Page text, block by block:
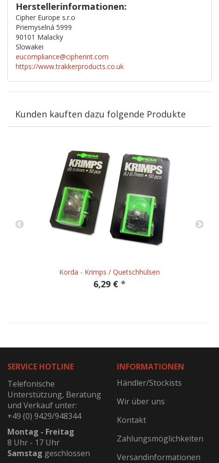
Herstellerinformationen:
Cipher Europe s.r.o
Priemyselná 5999
90101 Malacky
Slowakei
eucompliance@cipherint.com
https://www.trakkerproducts.co.uk
Kunden kauften dazu folgende Produkte
Korda - Krimps / Quetschhülsen
6,29 € *
SERVICE HOTLINE
Telefonische
Unterstützung, Beratung
und Verkauf unter:
+49 (0) 9429/948344
Montag - Freitag
8 Uhr - 17 Uhr
Samstag geschlossen
INFORMATIONEN
Händler/Stockists
Wir über uns
Kontakt
Zahlungsmöglichkeiten
Versandinformationen